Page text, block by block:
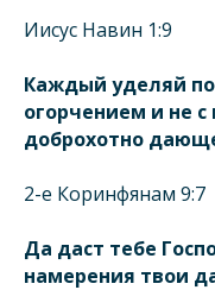
Иисус Навин 1:9
Каждый уделяй
огорчением и не
доброхотно
2-е Коринфянам 9:7
Да даст тебе
намерения твои